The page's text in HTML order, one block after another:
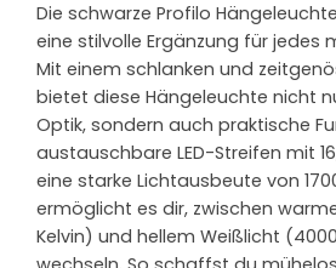
Die schwarze Profilo
eine stilvolle Ergänzung für jedes
Mit einem schlanken und
bietet diese Hängeleuchte nicht
Optik, sondern auch praktische
austauschbare LED-Streifen mit
eine starke Lichtausbeute von
ermöglicht es dir, zwischen
Kelvin) und hellem Weißlicht